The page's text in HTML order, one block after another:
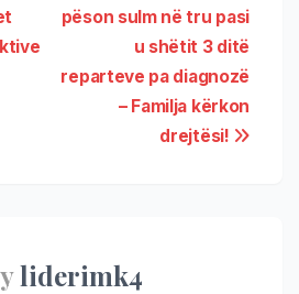
pëson sulm në tru pasi
u shëtit 3 ditë
reparteve pa diagnozë
– Familja kërkon
drejtësi!
liderimk4